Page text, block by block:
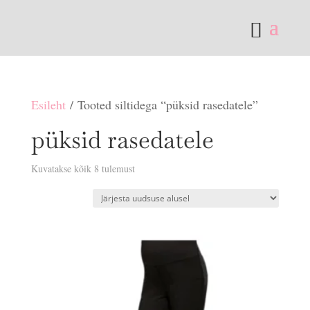
Esileht/ Tooted siltidega “püksid rasedatele”
püksid rasedatele
Kuvatakse kõik 8 tulemustSorditud